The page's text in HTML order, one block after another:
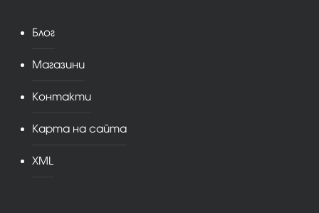
Блог
Магазини
Контакти
Карта на сайта
XML